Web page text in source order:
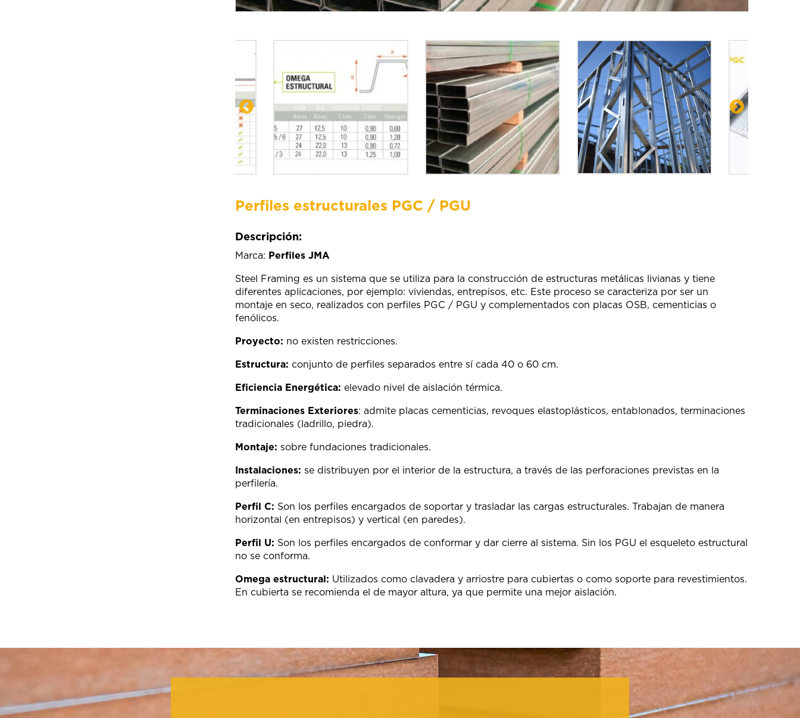
Perfiles estructurales PGC / PGU
Descripción:
Marca: Perfiles JMA
Steel Framing es un sistema que se utiliza para la construcción de estructuras metálicas livianas y tiene
diferentes aplicaciones, por ejemplo: viviendas, entrepisos, etc. Este proceso se caracteriza por ser un
montaje en seco, realizados con perfiles PGC / PGU y complementados con placas OSB, cementicias o
fenólicos.
Proyecto: no existen restricciones.
Estructura: conjunto de perfiles separados entre sí cada 40 o 60 cm.
Eficiencia Energética: elevado nivel de aislación térmica.
Terminaciones Exteriores: admite placas cementicias, revoques elastoplásticos, entablonados, terminaciones
tradicionales (ladrillo, piedra).
Montaje: sobre fundaciones tradicionales.
Instalaciones: se distribuyen por el interior de la estructura, a través de las perforaciones previstas en la
perfilería.
Perfil C: Son los per­files encargados de soportar y trasladar las cargas estructurales. Trabajan de manera
horizontal (en entrepisos) y vertical (en paredes).
Perfil U: Son los perfi­les encargados de conformar y dar cierre al sistema. Sin los PGU el esqueleto estructural
no se conforma.
Omega estructural: Utilizados como clavadera y arriostre para cubiertas o como soporte para revestimientos.
En cubierta se recomienda el de mayor altura, ya que permite una mejor aislación.